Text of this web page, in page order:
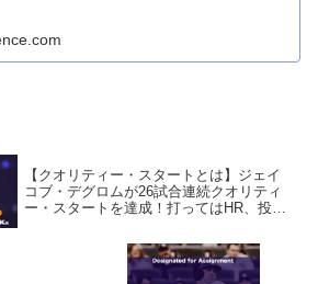
【クオリティー・スタートとは】ジェイ
コブ・デグロムが26試合連続クオリティ
ー・スタートを達成！打ってはHR、投げ